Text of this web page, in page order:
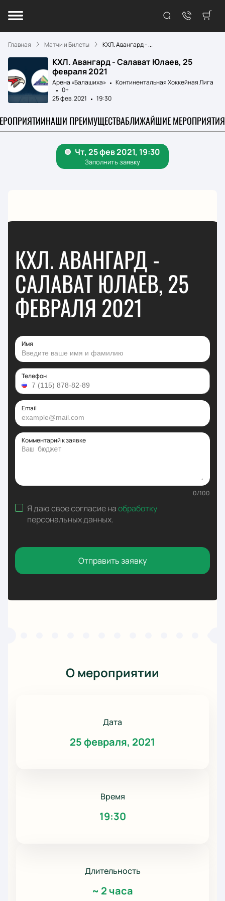
Главная Матчи и Билеты КХЛ. Авангард - ...
КХЛ. Авангард - Салават Юлаев, 25
февраля 2021
Арена «Балашиха»
Континентальная Хоккейная Лига
0+
25 фев. 2021
19:30
НАШИ ПРЕИМУЩЕСТВАБЛИЖАЙШИЕ МЕРОПРИЯТИЯ
КХЛ. АВАНГАРД -
САЛАВАТ ЮЛАЕВ, 25
ФЕВРАЛЯ 2021
Имя
Телефон
Email
Комментарий к заявке
0/100
Я даю свое согласие наобработку
персональных данных.
Отправить заявку
О мероприятии
Дата
25 февраля, 2021
Время
19:30
Длительность
~ 2 часа